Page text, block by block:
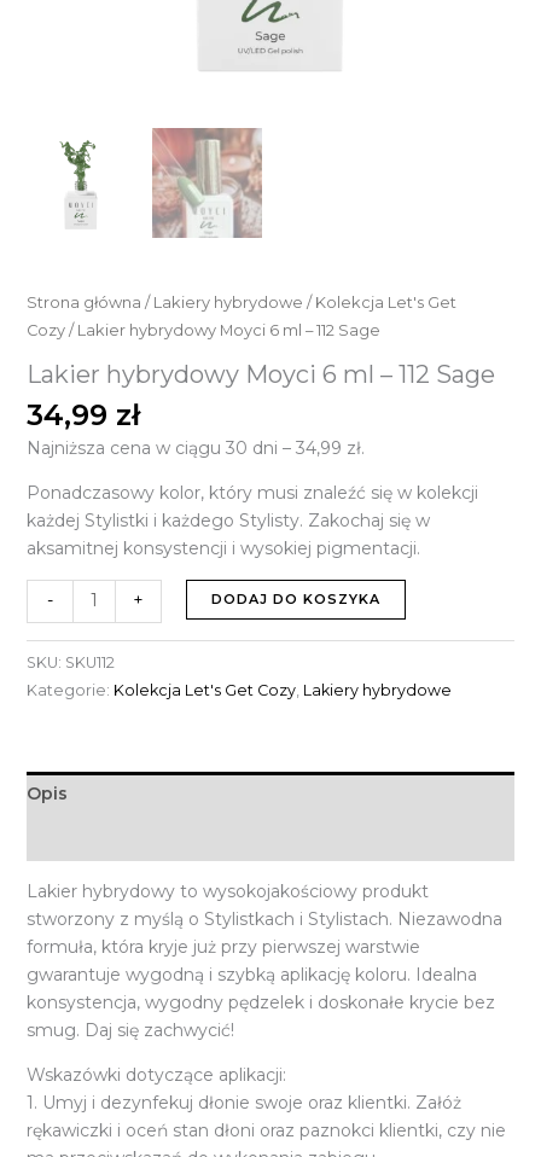
Strona główna / Lakiery hybrydowe / Kolekcja Let's Get
Cozy/ Lakier hybrydowy Moyci 6 ml – 112 Sage
Lakier hybrydowy Moyci 6 ml – 112 Sage
34,99 zł
Najniższa cena w ciągu 30 dni – 34,99 zł.
Ponadczasowy kolor, który musi znaleźć się w kolekcji
każdej Stylistki i każdego Stylisty. Zakochaj się w
aksamitnej konsystencji i wysokiej pigmentacji.
- + DODAJ DO KOSZYKA
SKU: SKU112
Kategorie: Kolekcja Let's Get Cozy, Lakiery hybrydowe
Opis
Lakier hybrydowy to wysokojakościowy produkt
stworzony z myślą o Stylistkach i Stylistach. Niezawodna
formuła, która kryje już przy pierwszej warstwie
gwarantuje wygodną i szybką aplikację koloru. Idealna
konsystencja, wygodny pędzelek i doskonałe krycie bez
smug. Daj się zachwycić!
Wskazówki dotyczące aplikacji:
1. Umyj i dezynfekuj dłonie swoje oraz klientki. Załóż
rękawiczki i oceń stan dłoni oraz paznokci klientki, czy nie